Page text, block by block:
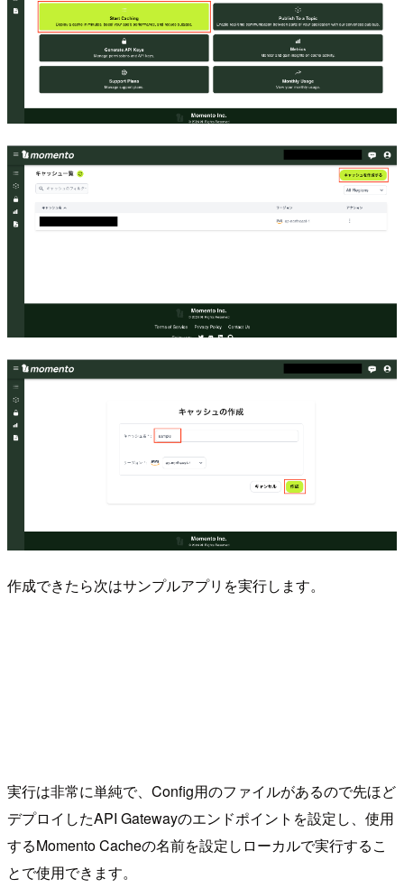
作成できたら次はサンプルアプリを実行します。
実行は非常に単純で、Config用のファイルがあるので先ほど
デプロイしたAPI Gatewayのエンドポイントを設定し、使用
するMomento Cacheの名前を設定しローカルで実行するこ
とで使用できます。